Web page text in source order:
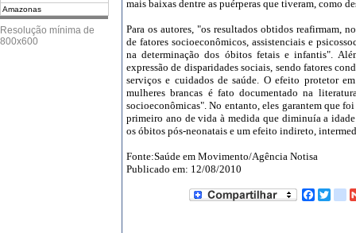
Amazonas
Ceará
Resolução mínima de
800x600
mais baixas dentre as puérperas que tiveram, como
Para os autores, "os resultados obtidos reafirmam,
de fatores socioeconômicos, assistenciais e
na determinação dos óbitos fetais e infantis".
expressão de disparidades sociais, sendo fatores
serviços e cuidados de saúde. O efeito protetor
mulheres brancas é fato documentado na
socioeconômicas". No entanto, eles garantem que
primeiro ano de vida à medida que diminuía a
os óbitos pós-neonatais e um efeito indireto,
Fonte:Saúde em Movimento/Agência Notisa
Publicado em: 12/08/2010